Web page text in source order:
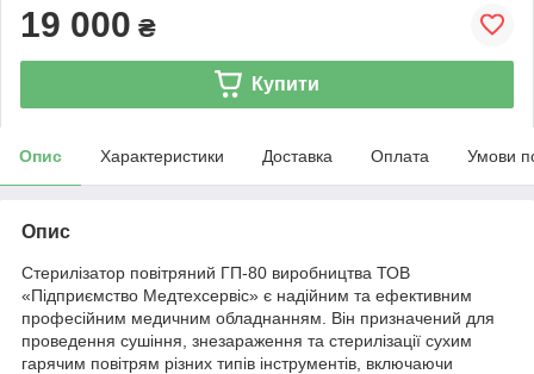
19 000 ₴
Купити
Опис Характеристики Доставка Оплата Умови
Опис
Стерилізатор повітряний ГП-80 виробництва ТОВ
«Підприємство Медтехсервіс» є надійним та ефективним
професійним медичним обладнанням. Він призначений для
проведення сушіння, знезараження та стерилізації сухим
гарячим повітрям різних типів інструментів, включаючи